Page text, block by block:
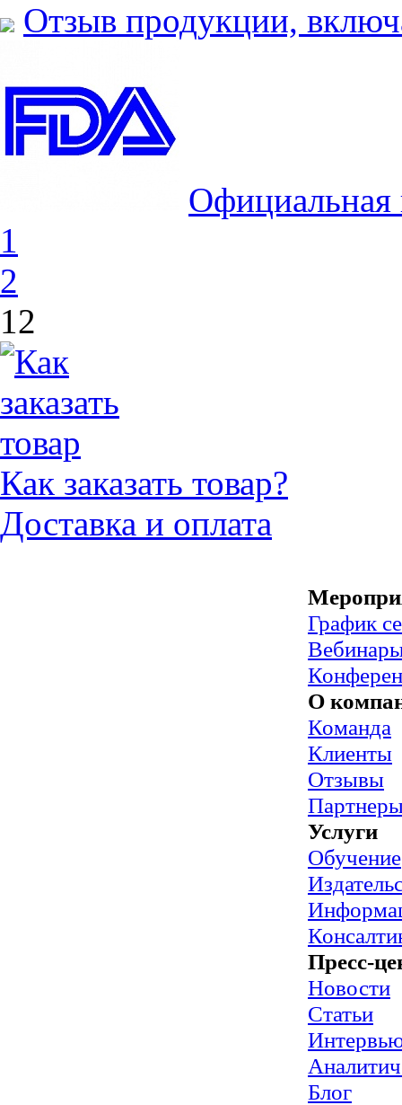
Отзыв продукции,
Официальная
1
2
12
Как заказать товар?
Доставка и оплата
График
О
Команда
Клиенты
Отзывы
Услуги
Обучение
Пресс-
Новости
Статьи
Блог